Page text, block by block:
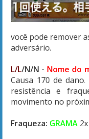
você pode remover
adversário.
L/L/N/N - Nome do
Causa 170 de
resistência e
movimento no
Fraqueza: GRAMA 2x